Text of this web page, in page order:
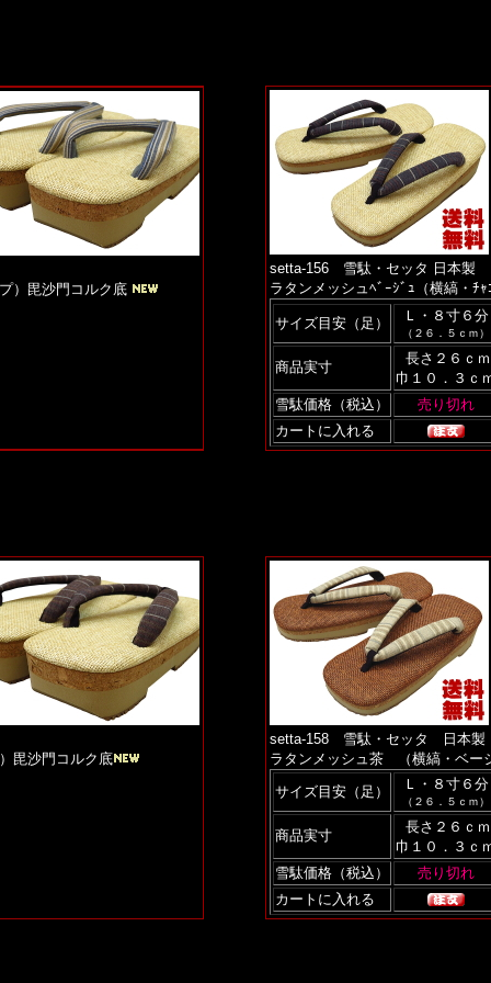
）毘沙門コルク底
setta-156 雪駄・セッタ 日本製
ラタンメッシュﾍﾞｰｼﾞｭ（横縞・ﾁ
サイズ目安（足） Ｌ・８寸６分
（２６．５ｃｍ）
商品実寸
長さ２６ｃｍ
巾１０．３ｃ
雪駄価格（税込）
カートに入れる
毘沙門コルク底
setta-158 雪駄・セッタ 日本製
ラタンメッシュ茶 （横縞・ベー
サイズ目安（足）
Ｌ・８寸６分
（２６．５ｃｍ）
商品実寸
長さ２６ｃｍ
巾１０．３ｃ
雪駄価格（税込）
カートに入れる